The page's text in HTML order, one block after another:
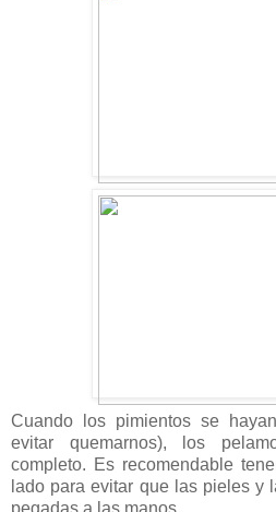
Cuando los pimientos se
evitar quemarnos), los
completo. Es recomendable
lado para evitar que las pieles y
pegadas a las manos.